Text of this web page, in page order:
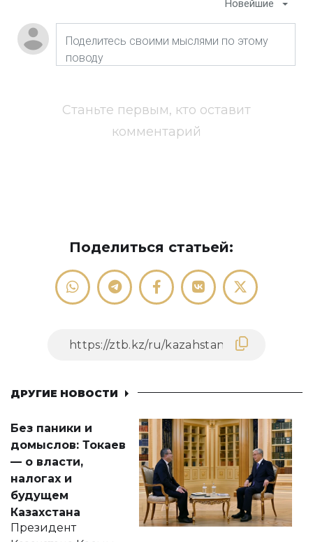
Новейшие
Станьте первым, кто оставит
комментарий
Поделиться статьей:
ДРУГИЕ НОВОСТИ
Без паники и
домыслов: Токаев
— о власти,
налогах и
будущем
Казахстана
Президент